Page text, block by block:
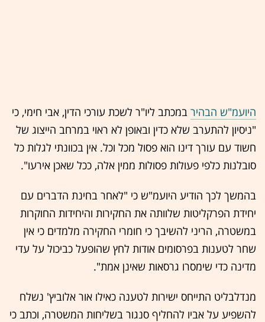
היועמ"ש הבהיר במכתב ליו"ר לשכת עורכי הדין, אבי חימי, כי
"ניסיון להתערב שלא כדין ובאופן לא ראוי במרחב הייצוג של
חשוד עם עורך דינו הוא פסול מכל וכל. אין בכוונתי לגלות כל
סובלנות כלפי פעולות פסולות ממין אלה, ככל שאכן אירעו".
בהמשך לכך הודיע היועמ"ש כי "לאחר בחינת הדברים עם
יחידת הפרקליטות שלוותה את החקירות והיחידות החוקרות
במשטרה, הריני להשיבך כי חומרי החקירה מלמדים כי אין
שחר לטענות בפרסומים אודות לחץ שהופעל כביכול על עדי
מדינה כדי שימסרו גרסאות שאינן אמת".
מנדלבליט התייחס ישירות לטענה כאילו אור אלוביץ' נשלח
להשפיע על אביו להחליף סנגור בשליחות המשטרה, וכתב כי